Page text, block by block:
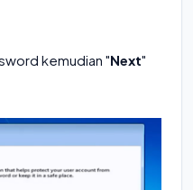
kemudian "Next"